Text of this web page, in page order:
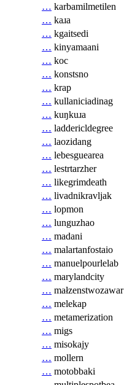
… karbamilmetilen
… kaɹa
… kgaitsedi
… kinyamaani
… koc
… konstsno
… krap
… kullaniciadinag
… kuŋkuɹa
… laddericldegree
… laozidang
… lebesguearea
… lestrtarzher
… likegrimdeath
… livadnikravljak
… lopmon
… lunguzhao
… madani
… malartanfostaio
… manuelpourlelab
… marylandcity
… małzenstwozawar
… melekap
… metamerization
… migs
… misokajy
… mollern
… motobbaki